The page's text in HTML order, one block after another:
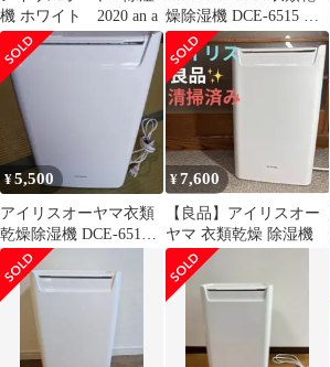
機 ホワイト 2020 an a 燥除湿機 DCE-6515 本
体
¥5,500
アイリスオーヤマ衣類
乾燥除湿機 DCE-6515
100V 165/185W
¥7,600
【良品】アイリスオー
ヤマ 衣類乾燥 除湿機